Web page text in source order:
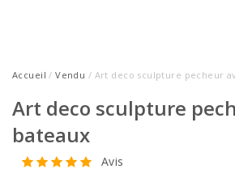
Accueil /Vendu / Art deco sculpture pecheur
Art deco sculpture
bateaux
Avis